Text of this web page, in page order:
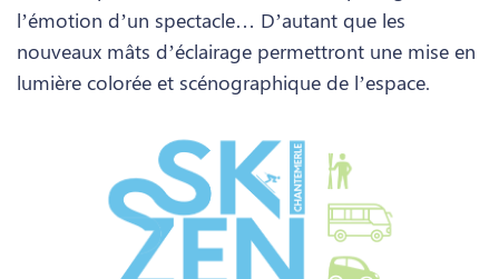
l’émotion d’un spectacle… D’autant que les
nouveaux mâts d’éclairage permettront une mise en
lumière colorée et scénographique de l’espace.